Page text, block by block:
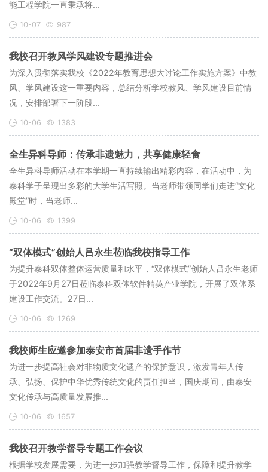
能工程学院一直秉承将...
10-07 987
我校召开教风学风建设专题推进会
为深入贯彻落实我校《2022年教育思想大讨论工作实施方案》中教
风、学风建设这一重要内容，总结分析学校教风、学风建设目前情
况，安排部署下一阶段...
10-06 1383
​全生异科导师：传承非遗魅力，共享健康轻食
​全生异科导师活动在本学期一直持续输出精彩内容，在活动中，为
泰科学子呈现出多彩的大学生活写照。当老师带领同学们走进“文化
殿堂”时，当老师...
10-06 1399
“双体模式”创始人吕永生莅临我校指导工作
为提升泰科双体整体运营质量和水平，“双体模式”创始人吕永生老师
于2022年9月27日莅临泰科双体软件精英产业学院，开展了双体系
建设工作交流。27日...
10-06 1269
我校师生应邀参加泰安市首届非遗手作节
为进一步提高社会对非物质文化遗产的保护意识，激发青年人传
承、弘扬、保护中华优秀传统文化的责任担当，国庆期间，由泰安
文化传承与高质量发展推...
10-06 1657
我校召开教学督导专题工作会议
根据学校发展需要，为进一步加强教学督导工作，保障和提升教学